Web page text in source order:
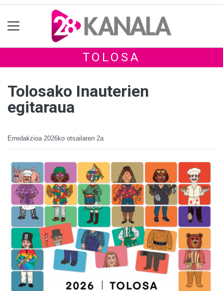
TOLOSA
Tolosako Inauterien
egitaraua
Erredakzioa 2026ko otsailaren 2a